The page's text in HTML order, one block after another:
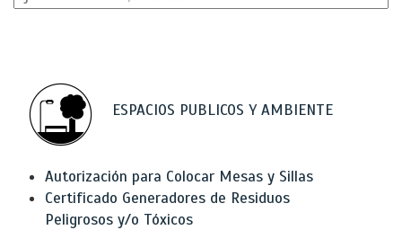
ESPACIOS PUBLICOS Y AMBIENTE
Autorización para Colocar Mesas y Sillas
Certificado Generadores de Residuos
Peligrosos y/o Tóxicos